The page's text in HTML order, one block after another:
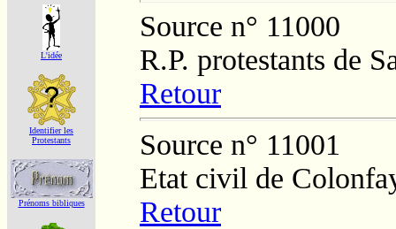
L'idée
Identifier les
Protestants
Prénoms bibliques
Source n° 11000
R.P. protestants de
Retour
Source n° 11001
Etat civil de
Retour